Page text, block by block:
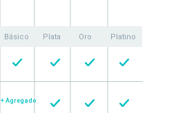
+ Agregado
Básico Plata Oro Platino